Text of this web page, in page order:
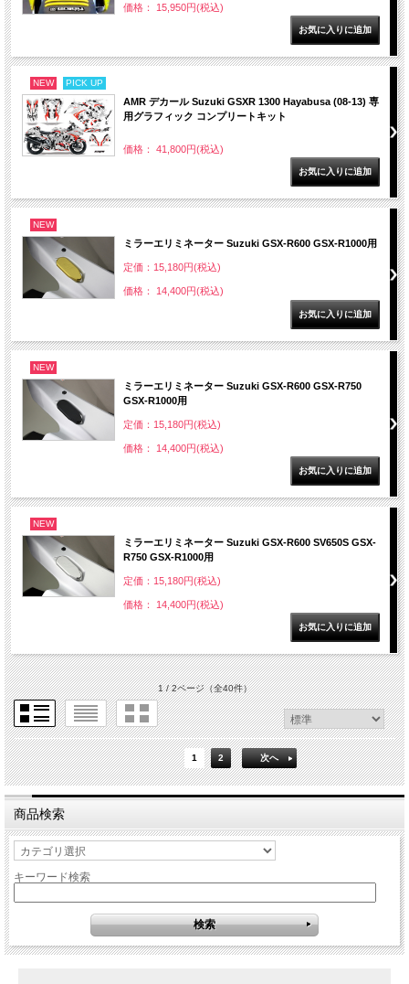
価格： 15,950円(税込)
NEW PICK UP
AMR デカール Suzuki GSXR 1300 Hayabusa (08-13) 専
用グラフィック コンプリートキット
価格： 41,800円(税込)
NEW
ミラーエリミネーター Suzuki GSX-R600 GSX-R1000用
定価：15,180円(税込)
価格： 14,400円(税込)
NEW
ミラーエリミネーター Suzuki GSX-R600 GSX-R750
GSX-R1000用
定価：15,180円(税込)
価格： 14,400円(税込)
NEW
ミラーエリミネーター Suzuki GSX-R600 SV650S GSX-
R750 GSX-R1000用
定価：15,180円(税込)
価格： 14,400円(税込)
1 / 2ページ（全40件）
1 2 次へ
商品検索
キーワード検索